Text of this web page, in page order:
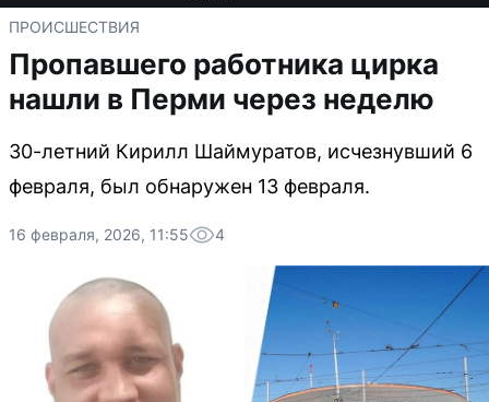
ПРОИСШЕСТВИЯ
Пропавшего работника цирка
нашли в Перми через неделю
30-летний Кирилл Шаймуратов, исчезнувший 6
февраля, был обнаружен 13 февраля.
16 февраля, 2026, 11:55 4